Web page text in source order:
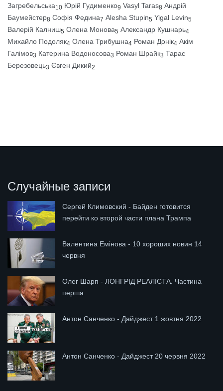
Загребельська10 Юрій Гудименко9 Vasyl Taras8 Андрій
Баумейстер8 Софія Федина7 Alesha Stupin5 Yigal Levin5
Валерій Калниш5 Олена Монова5 Александр Кушнарь4
Михайло Подоляк4 Олена Трибушна4 Роман Донік4 Акім
Галімов3 Катерина Водоносова3 Роман Шрайк3 Тарас
Березовець3 Євген Дикий2
Случайные записи
Сергей Климовский - Байден готовится
перейти ко второй части плана Трампа
Валентина Емінова - 10 хороших новин 14
червня
Олег Шарп - ЛОНГРІД РЕАЛІСТА. Частина
перша.
Антон Санченко - Дайджест 1 жовтня 2022
Антон Санченко - Дайджест 20 червня 2022